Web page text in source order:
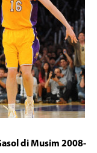
di Musim 2008-